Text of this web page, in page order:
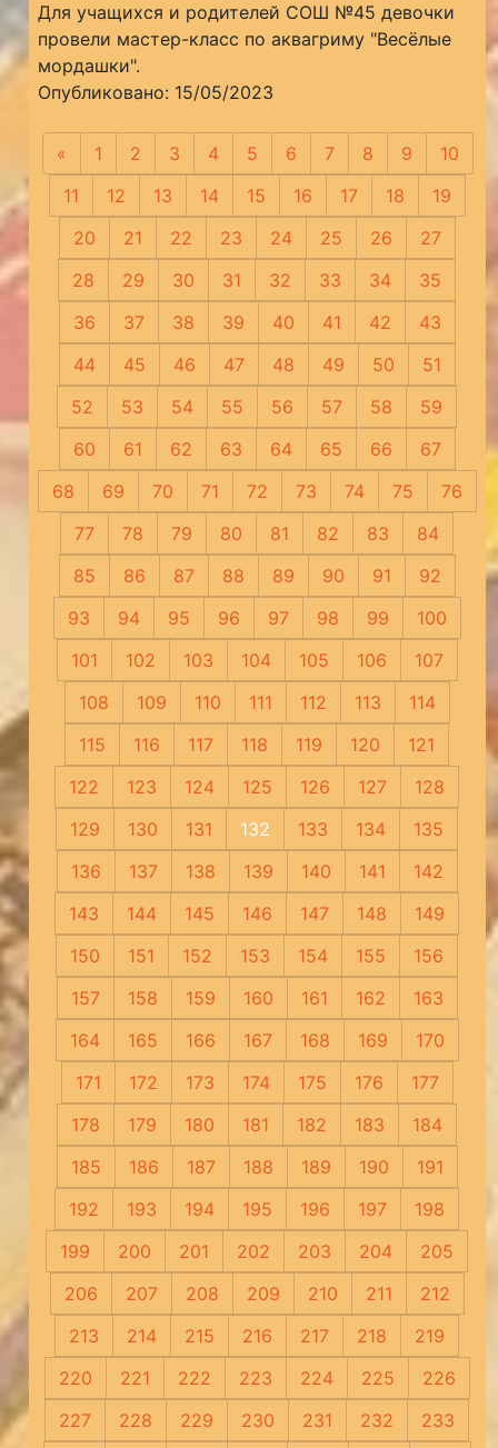
Для учащихся и родителей СОШ №45 девочки
провели мастер-класс по аквагриму "Весёлые
мордашки".
Опубликовано: 15/05/2023
« Предыдущая
1 2 3 4 5 6 7 8 9
10
11
12 13 14 15 16 17 18
19
20
21 22 23 24 25 26
27
28
29 30 31 32 33 34
35
36
37 38 39 40 41 42
43
44
45 46 47 48 49 50
51
52
53 54 55 56 57 58
59
60
61 62 63 64 65 66
67
68
69 70 71 72 73 74 75
76
77
78 79 80 81 82 83
84
85
86 87 88 89 90 91
92
93
94 95 96 97 98 99
100
101
102 103 104 105 106
107
108
109 110 111 112 113
114
115
116 117 118 119 120
121
122
123 124 125 126 127
128
129
130 131 132 133 134
135
136
137 138 139 140 141
142
143
144 145 146 147 148
149
150
151 152 153 154 155
156
157
158 159 160 161 162
163
164
165 166 167 168 169
170
171
172 173 174 175 176
177
178
179 180 181 182 183
184
185
186 187 188 189 190
191
192
193 194 195 196 197
198
199
200 201 202 203 204
205
206
207 208 209 210 211
212
213
214 215 216 217 218
219
220
221 222 223 224 225
226
227
228 229 230 231 232
233